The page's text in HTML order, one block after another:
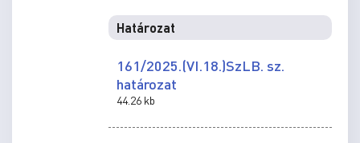
Határozat
161/2025.(VI.18.)SzLB. sz.
határozat
44.26 kb